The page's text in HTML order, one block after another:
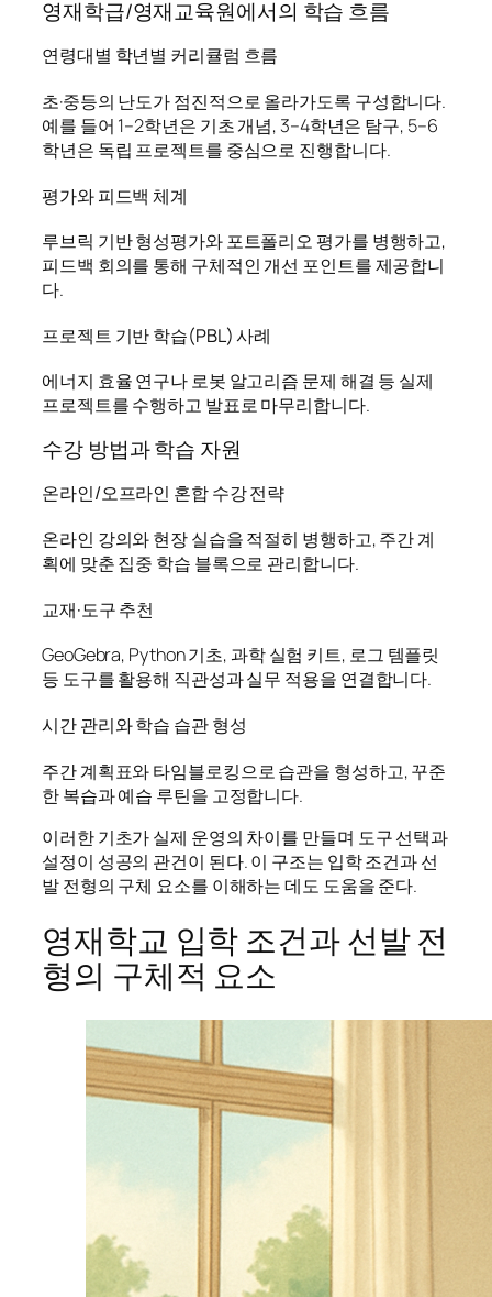
영재학급/영재교육원에서의 학습 흐름
연령대별 학년별 커리큘럼 흐름
초·중등의 난도가 점진적으로 올라가도록 구성합니다.
예를 들어 1–2학년은 기초 개념, 3–4학년은 탐구, 5–6
학년은 독립 프로젝트를 중심으로 진행합니다.
평가와 피드백 체계
루브릭 기반 형성평가와 포트폴리오 평가를 병행하고,
피드백 회의를 통해 구체적인 개선 포인트를 제공합니
다.
프로젝트 기반 학습(PBL) 사례
에너지 효율 연구나 로봇 알고리즘 문제 해결 등 실제
프로젝트를 수행하고 발표로 마무리합니다.
수강 방법과 학습 자원
온라인/오프라인 혼합 수강 전략
온라인 강의와 현장 실습을 적절히 병행하고, 주간 계
획에 맞춘 집중 학습 블록으로 관리합니다.
교재·도구 추천
GeoGebra, Python 기초, 과학 실험 키트, 로그 템플릿
등 도구를 활용해 직관성과 실무 적용을 연결합니다.
시간 관리와 학습 습관 형성
주간 계획표와 타임블로킹으로 습관을 형성하고, 꾸준
한 복습과 예습 루틴을 고정합니다.
이러한 기초가 실제 운영의 차이를 만들며 도구 선택과
설정이 성공의 관건이 된다. 이 구조는 입학 조건과 선
발 전형의 구체 요소를 이해하는 데도 도움을 준다.
영재학교 입학 조건과 선발 전
형의 구체적 요소